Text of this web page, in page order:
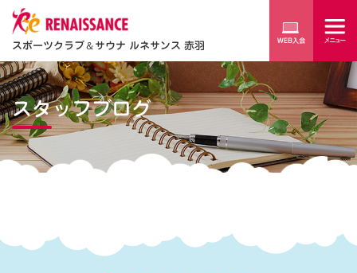
スポーツクラブ＆サウナ ルネサンス 赤羽
スタッフブログ